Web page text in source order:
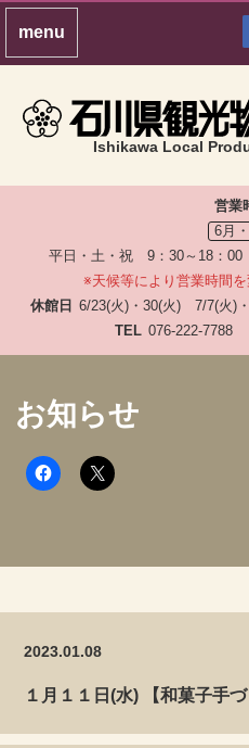
Ishikawa Local
営業
6月
平日・土・祝 9：30～
※天候等により営業時間
休館日 6/23(火)・30(火) 7/7(火)
TEL 076-222-7788
お知らせ
2023.01.08
１月１１日(水) 【和菓子手